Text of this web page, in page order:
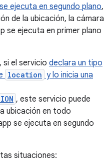
se ejecuta en segundo plano,
de la ubicación, la cámara
se ejecuta en primer plano
si el servicio declara un tipo
location y lo inicia una
, este servicio puede
ubicación en todo
se ejecuta en segundo
situaciones: